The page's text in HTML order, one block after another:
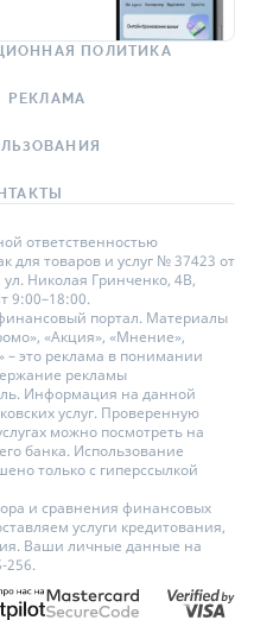
ПОЛИТИКА
РЕКЛАМА
ответственностью
для товаров и услуг № 37423 от
Николая Гринченко, 4В,
9:00–18:00.
портал. Материалы
«Акция», «Мнение»,
– это реклама в понимании
рекламы
Информация на данной
услуг. Проверенную
можно посмотреть на
банка. Использование
только с гиперссылкой
и сравнения финансовых
услуги кредитования,
Ваши личные данные на
256.